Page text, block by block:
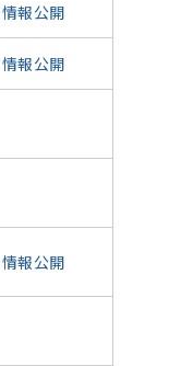
情報公開
情報公開
情報公開